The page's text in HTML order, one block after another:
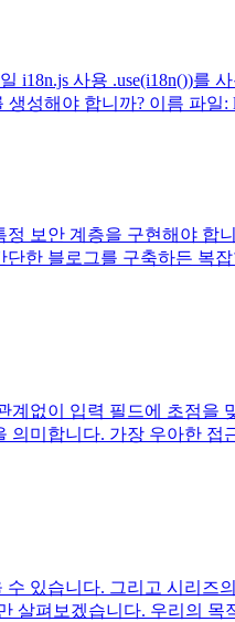
사용 .use(i18n())를
성해야 합니까? 이름 파일:
보안 계층을 구현해야 합
한 블로그를 구축하든 복
없이 입력 필드에 초점을
미합니다. 가장 우아한 접
있습니다. 그리고 시리즈
살펴보겠습니다. 우리의